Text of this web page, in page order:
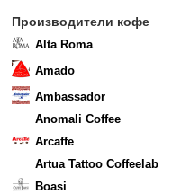
Производители кофе
Alta Roma
Amado
Ambassador
Anomali Coffee
Arcaffe
Artua Tattoo Coffeelab
Boasi